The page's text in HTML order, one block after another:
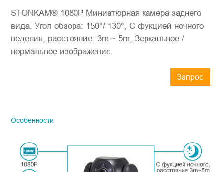
STONKAM® 1080P Миниатюрная камера заднего
вида, Угол обзора: 150°/ 130°, С фукцией ночного
ведения, расстояние: 3m ~ 5m, Зеркальное /
нормальное изображение.
Запрос
Hомер продукции
Особенности